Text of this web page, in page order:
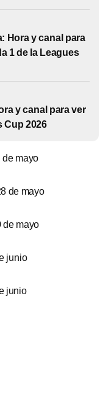
Hora y canal para
1 de la Leagues
y canal para ver
Cup 2026
de mayo
de mayo
de mayo
junio
junio